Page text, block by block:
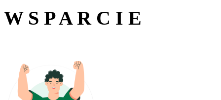
W S P A R C I E